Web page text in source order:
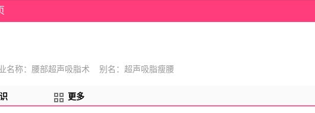
名称：腰部超声吸脂术 别名：超声吸脂瘦腰
更多